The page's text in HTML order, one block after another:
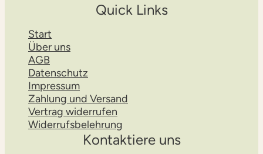
Quick Links
Start
Über uns
AGB
Datenschutz
Impressum
Zahlung und Versand
Vertrag widerrufen
Widerrufsbelehrung
Kontaktiere uns